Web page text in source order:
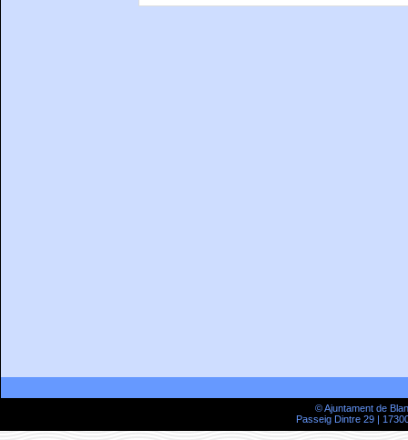
© Ajuntament de
Passeig Dintre 29 |